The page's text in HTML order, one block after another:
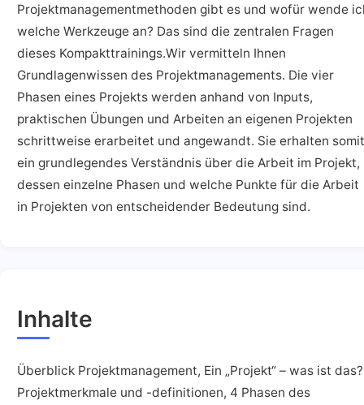
Projektmanagementmethoden gibt es und wofür wende
welche Werkzeuge an? Das sind die zentralen Fragen
dieses Kompakttrainings.Wir vermitteln Ihnen
Grundlagenwissen des Projektmanagements. Die vier
Phasen eines Projekts werden anhand von Inputs,
praktischen Übungen und Arbeiten an eigenen Projekten
schrittweise erarbeitet und angewandt. Sie erhalten somit
ein grundlegendes Verständnis über die Arbeit im Projekt,
dessen einzelne Phasen und welche Punkte für die Arbeit
in Projekten von entscheidender Bedeutung sind.
Inhalte
Überblick Projektmanagement, Ein „Projekt“ – was ist das?
Projektmerkmale und -definitionen, 4 Phasen des